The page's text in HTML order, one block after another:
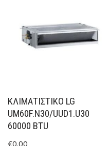
ΚΛΙΜΑΤΙΣΤΙΚΟ LG
UM60F.N30/UUD1.U30
60000 BTU
€0.00